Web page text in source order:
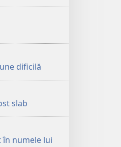
dificilă
slab
în numele lui